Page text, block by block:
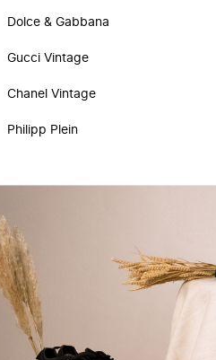
Dolce & Gabbana
Gucci Vintage
Chanel Vintage
Philipp Plein